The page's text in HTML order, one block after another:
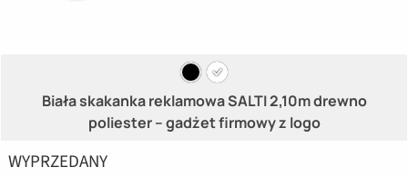
Biała skakanka reklamowa SALTI 2,10m drewno
poliester – gadżet firmowy z logo
WYPRZEDANY